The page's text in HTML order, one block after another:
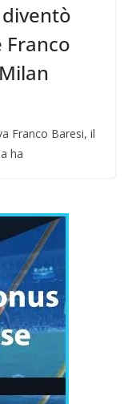
diventò
Franco
Franco Baresi, il
ha